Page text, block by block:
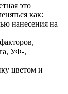
это
как:
нанесения на
УФ-,
цветом и